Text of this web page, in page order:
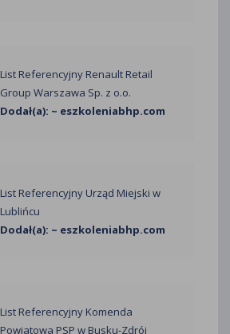
List Referencyjny Renault Retail
Group Warszawa Sp. z o.o.
Dodał(a): ~ eszkoleniabhp.com
List Referencyjny Urząd Miejski w
Lublińcu
Dodał(a): ~ eszkoleniabhp.com
List Referencyjny Komenda
Powiatowa PSP w Busku-Zdrój